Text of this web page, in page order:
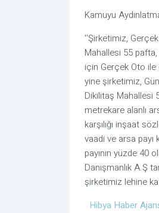
Kamuyu
''Şirketimiz,
Mahallesi 55
için Gerçek Oto ile
yine şirketimiz,
Dikilitaş Mahallesi
metrekare alanlı
karşılığı inşaat
vaadi ve arsa payı
payının yüzde 40
Danışmanlık A.Ş
şirketimiz lehine
Hibya Haber